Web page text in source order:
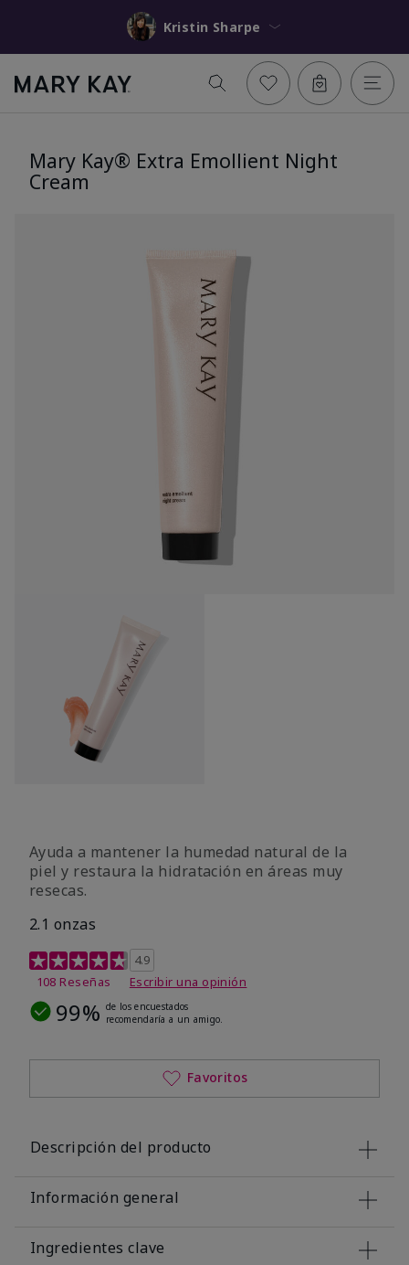
Kristin Sharpe
Mary Kay® Extra Emollient Night
Cream
Ayuda a mantener la humedad natural de la
piel y restaura la hidratación en áreas muy
resecas.
2.1 onzas
Calificación de clientes de 5 de 5
4.9
108 Reseñas
Escribir una opinión
99% de los encuestados
recomendaría a un amigo.
Favoritos
Descripción del producto
Información general
Ingredientes clave